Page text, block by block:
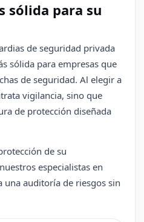
sólida para su
de seguridad privada
sólida para empresas que
de seguridad. Al elegir a
vigilancia, sino que
de protección diseñada
de su
especialistas en
una auditoría de riesgos sin